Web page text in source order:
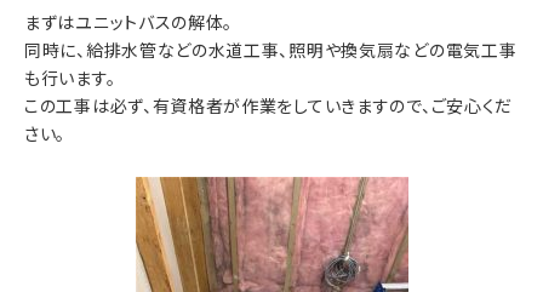
まずはユニットバスの解体。
同時に、給排水管などの水道工事、照明や換気扇などの電気工事
も行います。
この工事は必ず、有資格者が作業をしていきますので、ご安心くだ
さい。